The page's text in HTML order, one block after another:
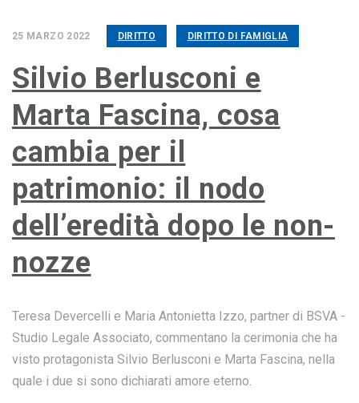
25 MARZO 2022 DIRITTO DIRITTO DI FAMIGLIA
Silvio Berlusconi e
Marta Fascina, cosa
cambia per il
patrimonio: il nodo
dell’eredità dopo le non-
nozze
Teresa Devercelli e Maria Antonietta Izzo, partner di BSVA -
Studio Legale Associato, commentano la cerimonia che ha
visto protagonista Silvio Berlusconi e Marta Fascina, nella
quale i due si sono dichiarati amore eterno.